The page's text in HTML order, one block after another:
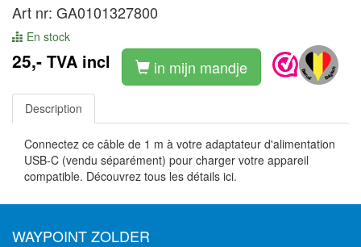
Art nr: GA0101327800
En stock
25,- TVA incl in mijn mandje
Description
Connectez ce câble de 1 m à votre adaptateur d'alimentation
USB-C (vendu séparément) pour charger votre appareil
compatible. Découvrez tous les détails ici.
WAYPOINT ZOLDER